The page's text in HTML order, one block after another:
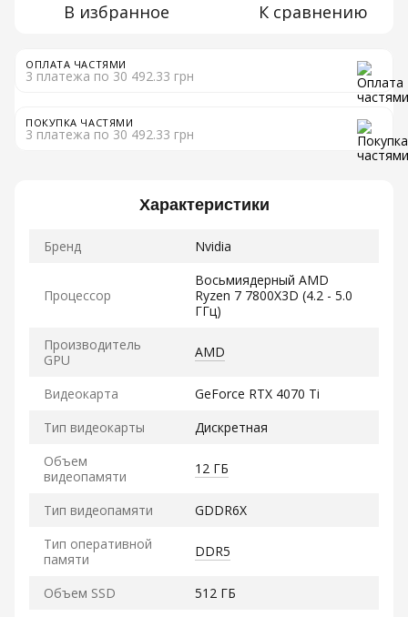
В избранное К сравнению
ОПЛАТА ЧАСТЯМИ
3 платежа по 30 492.33 грн
ПОКУПКА ЧАСТЯМИ
3 платежа по 30 492.33 грн
Характеристики
Бренд Nvidia
Процессор
Восьмиядерный AMD
Ryzen 7 7800X3D (4.2 - 5.0
ГГц)
Производитель
GPU
AMD
Видеокарта
GeForce RTX 4070 Ti
Тип видеокарты
Дискретная
Объем
видеопамяти
12 ГБ
Тип видеопамяти
GDDR6X
Тип оперативной
памяти
DDR5
Объем SSD
512 ГБ